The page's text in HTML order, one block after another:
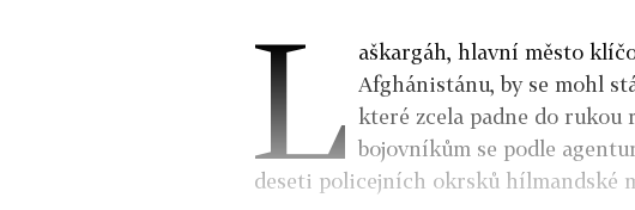
L aškargáh, hlavní město
Afghánistánu, by se mohl
které zcela padne do
bojovníkům se podle
deseti policejních okrsků hílmandské